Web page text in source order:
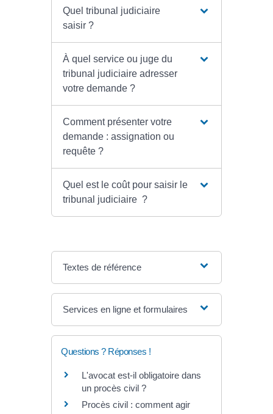
Quel tribunal judiciaire
saisir ?
À quel service ou juge du
tribunal judiciaire adresser
votre demande ?
Comment présenter votre
demande : assignation ou
requête ?
Quel est le coût pour saisir le
tribunal judiciaire ?
Textes de référence
Services en ligne et formulaires
Questions ? Réponses !
L'avocat est-il obligatoire dans
un procès civil ?
Procès civil : comment agir